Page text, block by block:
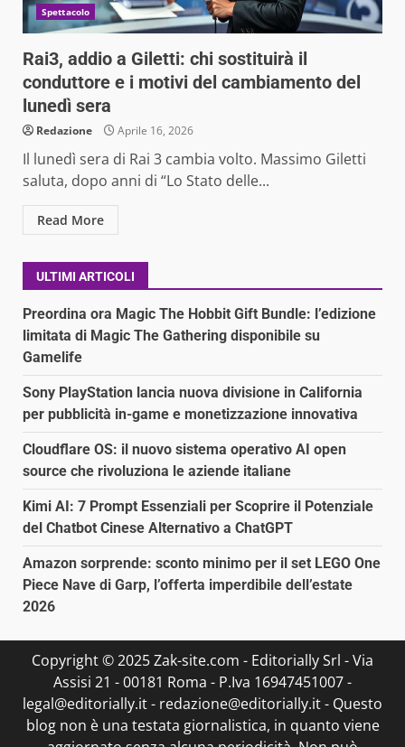
Spettacolo
Rai3, addio a Giletti: chi sostituirà il
conduttore e i motivi del cambiamento del
lunedì sera
Redazione Aprile 16, 2026
Il lunedì sera di Rai 3 cambia volto. Massimo Giletti
saluta, dopo anni di “Lo Stato delle...
Read More
ULTIMI ARTICOLI
Preordina ora Magic The Hobbit Gift Bundle: l’edizione
limitata di Magic The Gathering disponibile su
Gamelife
Sony PlayStation lancia nuova divisione in California
per pubblicità in-game e monetizzazione innovativa
Cloudflare OS: il nuovo sistema operativo AI open
source che rivoluziona le aziende italiane
Kimi AI: 7 Prompt Essenziali per Scoprire il Potenziale
del Chatbot Cinese Alternativo a ChatGPT
Amazon sorprende: sconto minimo per il set LEGO One
Piece Nave di Garp, l’offerta imperdibile dell’estate
2026
Copyright © 2025 Zak-site.com - Editorially Srl - Via
Assisi 21 - 00181 Roma - P.Iva 16947451007 -
legal@editorially.it - redazione@editorially.it - Questo
blog non è una testata giornalistica, in quanto viene